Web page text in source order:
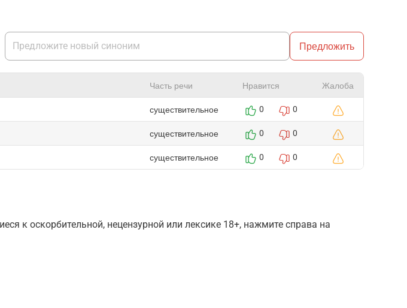
Предложить
Часть речи Нравится Жалоба
существительное 0 0
существительное 0 0
существительное 0 0
к оскорбительной, нецензурной или лексике 18+, нажмите справа на